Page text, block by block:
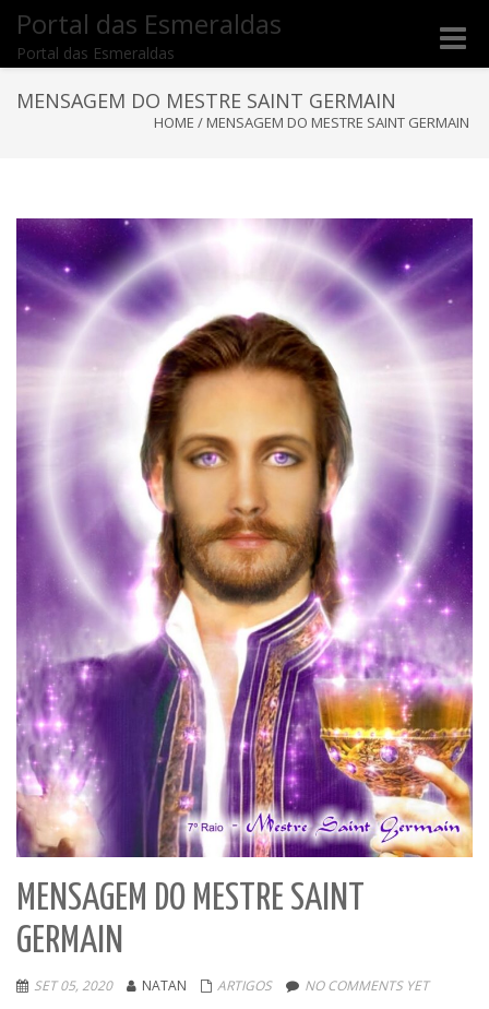
Portal das Esmeraldas
Portal das Esmeraldas
Toggle
MENSAGEM DO MESTRE SAINT GERMAIN
HOME / MENSAGEM DO MESTRE SAINT GERMAIN
MENSAGEM DO MESTRE SAINT
GERMAIN
SET 05, 2020 NATAN ARTIGOS NO COMMENTS YET